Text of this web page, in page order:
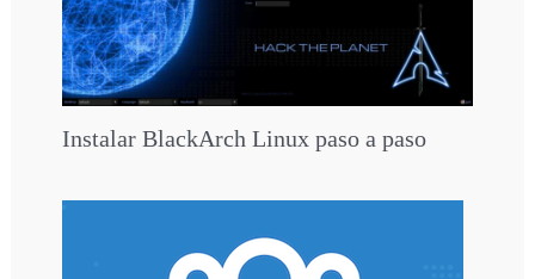
Instalar BlackArch Linux paso a paso